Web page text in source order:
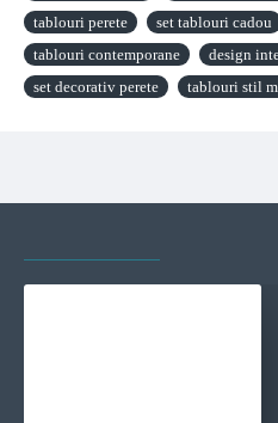
tablouri perete
set tablouri cadou
tablouri contemporane
design
set decorativ perete
tablouri stil